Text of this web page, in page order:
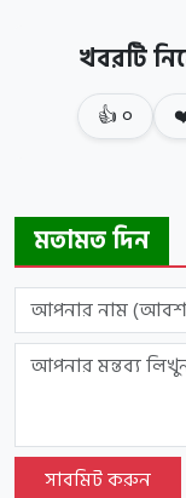
খবরটি
👍০
মতামত দিন
সাবমিট করুন